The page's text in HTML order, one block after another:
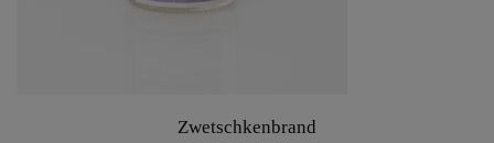
Zwetschkenbrand